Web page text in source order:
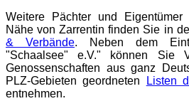
Weitere Pächter und
Nähe von Zarrentin finden Sie in
& Verbände. Neben dem
"Schaalsee" e.V." können Sie
Genossenschaften aus ganz
PLZ-Gebieten geordneten
Listen
entnehmen.